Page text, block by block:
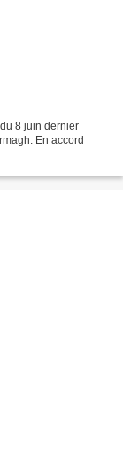
8 juin dernier
En accord